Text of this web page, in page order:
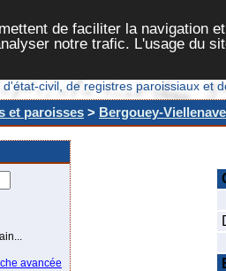
de faciliter la navigation
notre trafic. L'usage du
d'état-civil, de registres paroissiaux et
et paroisses > Bergouey-
avancée